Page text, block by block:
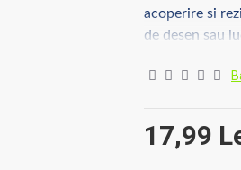
acoperire si
de desen sau
• Pensula
• Culori
17,99